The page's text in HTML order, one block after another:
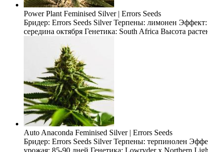
Power Plant Feminised Silver | Errors Seeds
Бридер: Errors Seeds Silver Терпены: лимонен
середина октября Генетика: South Africa Высота
Auto Anaconda Feminised Silver | Errors Seeds
Бридер: Errors Seeds Silver Терпены: терпинолен
урожая: 85-90 дней Генетика: Lowryder x Northern